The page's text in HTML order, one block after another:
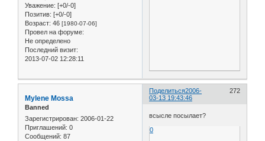
Уважение: [+0/-0]
Позитив: [+0/-0]
Возраст: 46 [1980-07-06]
Провел на форуме:
Не определено
Последний визит:
2013-07-02 12:28:11
Поделиться 272
2006-
03-13 19:43:46
Mylene Mossa
Banned
Зарегистрирован: 2006-01-22
Приглашений: 0
Сообщений: 87
всысле посылает?
0